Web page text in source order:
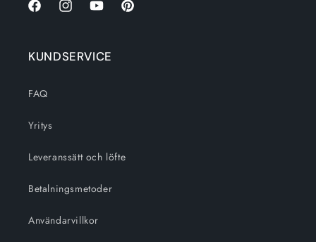
FacebookInstagramYoutubePinterest
KUNDSERVICE
FAQ
Yritys
Leveranssätt och löfte
Betalningsmetoder
Användarvillkor